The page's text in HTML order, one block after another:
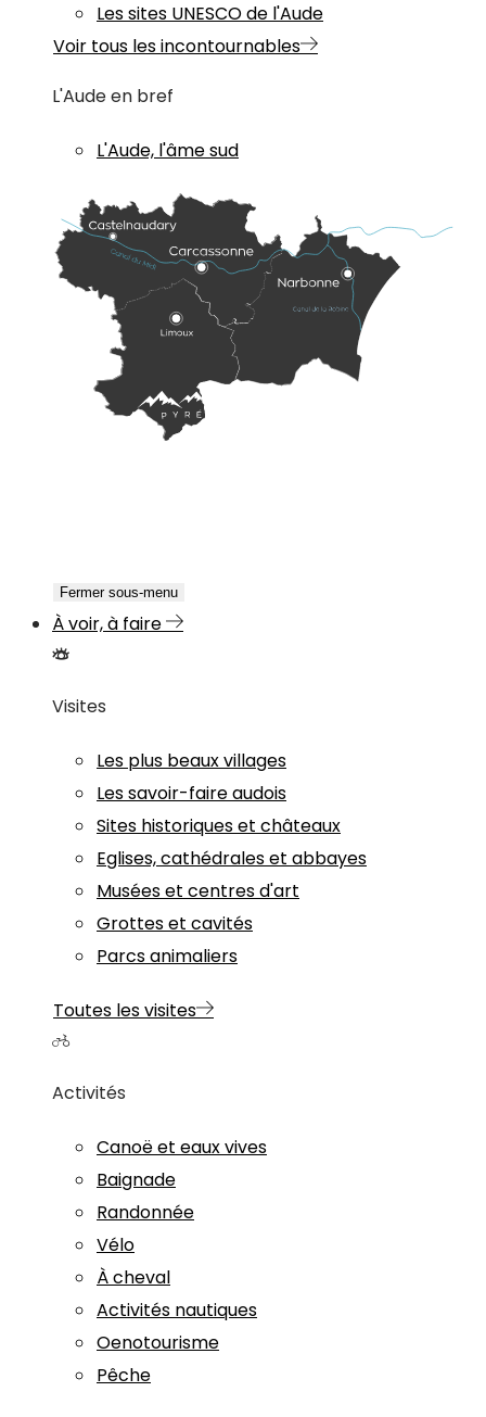
Les sites UNESCO de l'Aude
Voir tous les incontournables
L'Aude en bref
L'Aude, l'âme sud
Fermer sous-menu
À voir, à faire
Visites
Les plus beaux villages
Les savoir-faire audois
Sites historiques et châteaux
Eglises, cathédrales et abbayes
Musées et centres d'art
Grottes et cavités
Parcs animaliers
Toutes les visites
Activités
Canoë et eaux vives
Baignade
Randonnée
Vélo
À cheval
Activités nautiques
Oenotourisme
Pêche